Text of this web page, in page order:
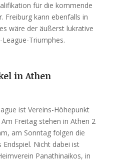
für die kommende
Freiburg kann ebenfalls in
wäre der äußerst lukrative
Triumphes.
in Athen
ist Vereins-Höhepunkt
Freitag stehen in Athen 2
am Sonntag folgen die
Nicht dabei ist
Panathinaikos, in